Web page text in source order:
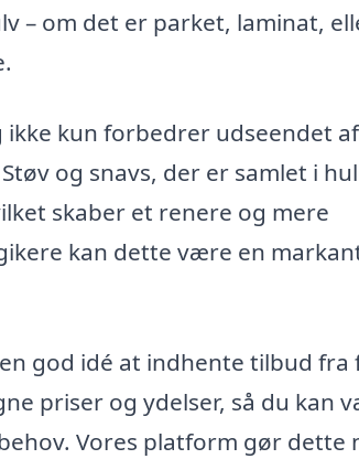
– om det er parket, laminat,
kun forbedrer udseendet
og snavs, der er samlet i
skaber et renere og mere
kan dette være en
god idé at indhente tilbud fra
priser og ydelser, så du kan
Vores platform gør dette